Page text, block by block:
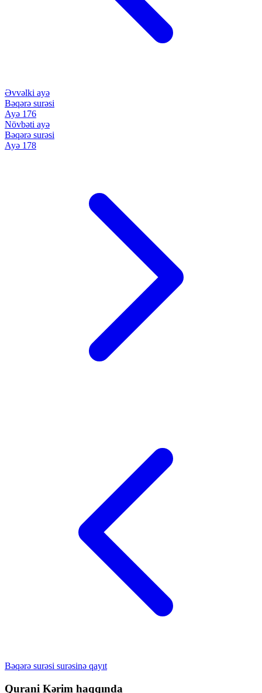
Əvvəlki ayə
Bəqərə surəsi
Ayə 176
Növbəti ayə
Bəqərə surəsi
Ayə 178
Bəqərə surəsi surəsinə qayıt
Qurani Kərim haqqında